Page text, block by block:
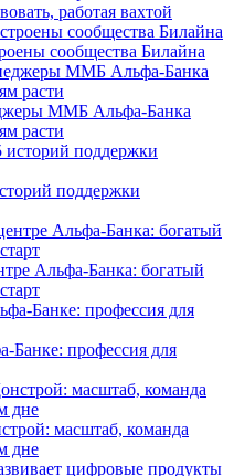
работая вахтой
сообщества Билайна
ММБ Альфа-Банка
расти
поддержки
Альфа-Банка: богатый
профессия для
масштаб, команда
дне